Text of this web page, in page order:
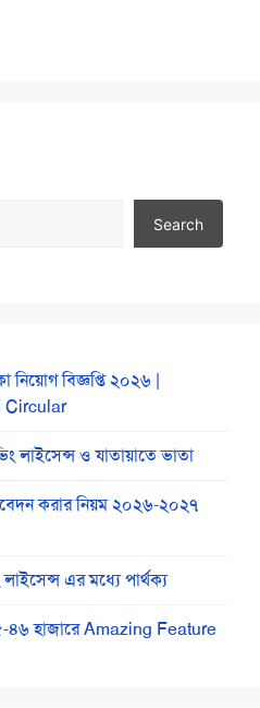
Search
নিয়োগ বিজ্ঞপ্তি ২০২৬ |
Circular
লাইসেন্স ও যাতায়াতে ভাতা
করার নিয়ম ২০২৬-২০২৭
এর মধ্যে পার্থক্য
৪৬ হাজারে Amazing Feature